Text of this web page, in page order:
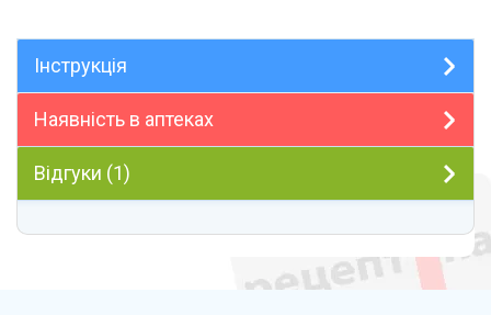
Інструкція
Наявність в аптеках
Відгуки (1)